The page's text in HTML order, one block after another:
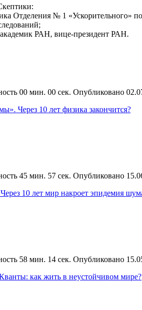
Отделения № 1
РАН, вице-президент РАН.
00 мин. 00 сек. Опубликовано
Через 10 лет физика закончится?
45 мин. 57 сек. Опубликовано
10 лет мир накроет эпидемия
58 мин. 14 сек. Опубликовано
как жить в неустойчивом мире?